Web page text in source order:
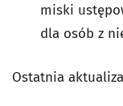
miski
dla osób z
Ostatnia